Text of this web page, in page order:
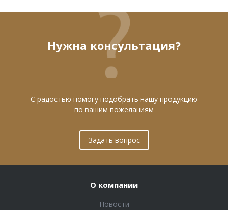
Нужна консультация?
С радостью помогу подобрать нашу продукцию
по вашим пожеланиям
Задать вопрос
О компании
Новости